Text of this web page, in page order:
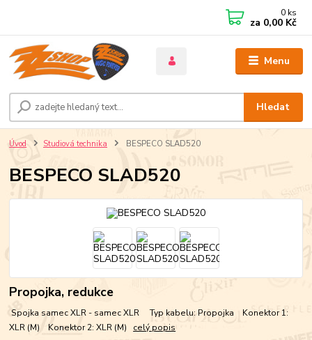
Menu
Hledat
0 ks
za 0,00 Kč
Úvod Studiová technika BESPECO SLAD520
BESPECO SLAD520
Propojka, redukce
Spojka samec XLR - samec XLR Typ kabelu: Propojka Konektor 1:
XLR (M) Konektor 2: XLR (M) celý popis